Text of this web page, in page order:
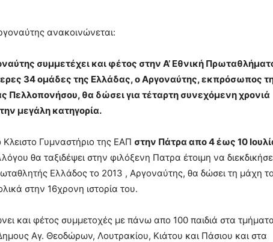
ανακοινώνεται:
συμμετέχει και φέτος στην Α’ Εθνική
34 ομάδες της Ελλάδας, ο Αργοναύτης, εκπρόσωπος
Πελλοπονήσου, θα δώσει για τέταρτη συνεχόμενη χρονιά
μεγάλη κατηγορία.
Γυμναστήριο της ΕΑΠ στην Πάτρα απο 4 έως 10
θα ταξιδέψει στην φιλόξενη Πατρα έτοιμη να
Ελλάδος το 2013 , Αργοναύτης, θα δώσει τη μάχη
στην 16χρονη ιστορία του.
και φέτος συμμετοχές με πάνω απο 100 παιδιά στα
Αγ. Θεοδώρων, Λουτρακίου, Κιάτου και Πάσιου και στα